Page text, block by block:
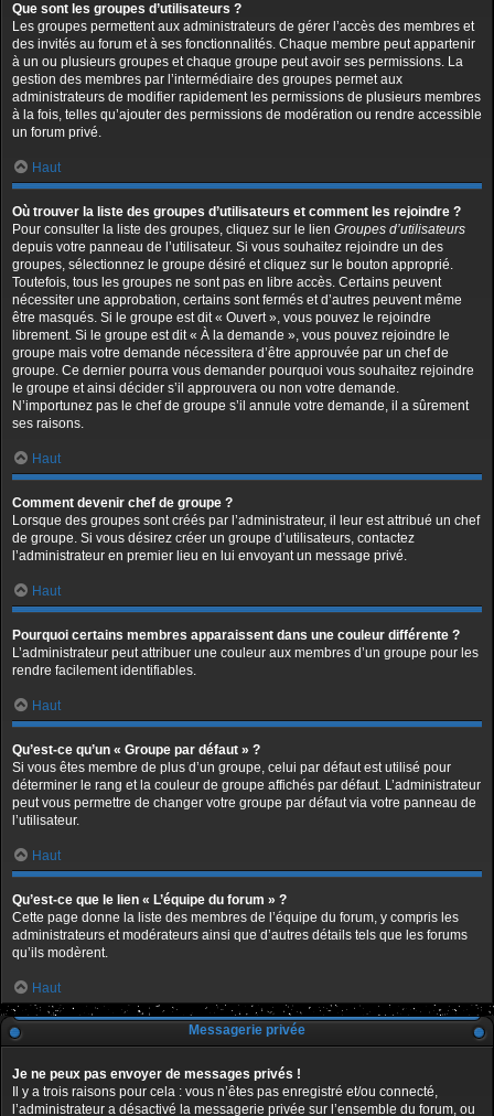
Que sont les groupes d’utilisateurs ?
Les groupes permettent aux administrateurs de gérer l’accès des membres et
des invités au forum et à ses fonctionnalités. Chaque membre peut appartenir
à un ou plusieurs groupes et chaque groupe peut avoir ses permissions. La
gestion des membres par l’intermédiaire des groupes permet aux
administrateurs de modifier rapidement les permissions de plusieurs membres
à la fois, telles qu’ajouter des permissions de modération ou rendre accessible
un forum privé.
Haut
Où trouver la liste des groupes d’utilisateurs et comment les rejoindre ?
Pour consulter la liste des groupes, cliquez sur le lien Groupes d’utilisateurs
depuis votre panneau de l’utilisateur. Si vous souhaitez rejoindre un des
groupes, sélectionnez le groupe désiré et cliquez sur le bouton approprié.
Toutefois, tous les groupes ne sont pas en libre accès. Certains peuvent
nécessiter une approbation, certains sont fermés et d’autres peuvent même
être masqués. Si le groupe est dit « Ouvert », vous pouvez le rejoindre
librement. Si le groupe est dit « À la demande », vous pouvez rejoindre le
groupe mais votre demande nécessitera d’être approuvée par un chef de
groupe. Ce dernier pourra vous demander pourquoi vous souhaitez rejoindre
le groupe et ainsi décider s’il approuvera ou non votre demande.
N’importunez pas le chef de groupe s’il annule votre demande, il a sûrement
ses raisons.
Haut
Comment devenir chef de groupe ?
Lorsque des groupes sont créés par l’administrateur, il leur est attribué un chef
de groupe. Si vous désirez créer un groupe d’utilisateurs, contactez
l’administrateur en premier lieu en lui envoyant un message privé.
Haut
Pourquoi certains membres apparaissent dans une couleur différente ?
L’administrateur peut attribuer une couleur aux membres d’un groupe pour les
rendre facilement identifiables.
Haut
Qu’est-ce qu’un « Groupe par défaut » ?
Si vous êtes membre de plus d’un groupe, celui par défaut est utilisé pour
déterminer le rang et la couleur de groupe affichés par défaut. L’administrateur
peut vous permettre de changer votre groupe par défaut via votre panneau de
l’utilisateur.
Haut
Qu’est-ce que le lien « L’équipe du forum » ?
Cette page donne la liste des membres de l’équipe du forum, y compris les
administrateurs et modérateurs ainsi que d’autres détails tels que les forums
qu’ils modèrent.
Haut
Messagerie privée
Je ne peux pas envoyer de messages privés !
Il y a trois raisons pour cela : vous n’êtes pas enregistré et/ou connecté,
l’administrateur a désactivé la messagerie privée sur l’ensemble du forum, ou